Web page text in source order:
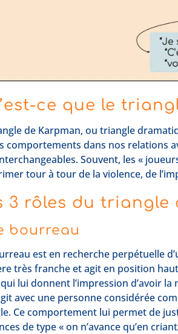
ce que le
de Karpman, ou triangle
comportements dans nos relations
Souvent, les «
tour à tour de la violence, de
3 rôles du triangle
bourreau
est en recherche perpétuelle
très franche et agit en position
lui donnent l’impression d’avoir
avec une personne considérée
Ce comportement lui permet de
de type « on n’avance qu’en